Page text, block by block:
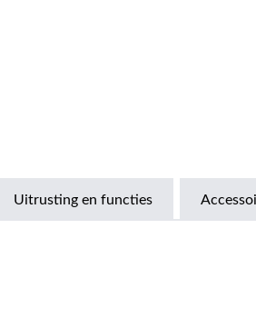
Uitrusting en functies